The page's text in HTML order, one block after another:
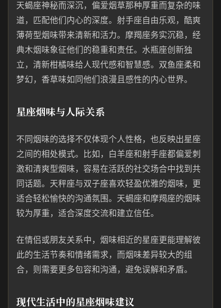
天蝎座神秘而深沉，偏爱烟草那种厚重而复杂的味
道，匹配他们内心的深度。射手座自由乐观，酷爽
薄荷型烟味带来清新和活力。摩羯座务实沉稳，经
典木烟味象征他们的稳重和责任。水瓶座创新独
立，清新柑橘味给人现代感和智慧感。双鱼座柔和
梦幻，香草味如同他们浪漫且感性的内心世界。
星座烟味与人际关系
不同烟味的选择不仅体现个人性格，也反映出星座
之间的相处模式。比如，白羊座和射手座都偏爱刺
激和清爽型烟味，容易在活跃的社交场合中找到共
同话题。天秤座与双子座喜欢轻盈优雅的烟味，更
适合轻松愉快的沟通氛围。天蝎座和摩羯座的烟味
较为厚重，适合深度交流和建立信任。
在情侣或朋友关系中，烟味相近的星座更能理解彼
此的生活节奏和情绪需求，而烟味差异较大的组
合，则需要更多包容和沟通，避免误解和矛盾。
现代生活中的星座烟味建议